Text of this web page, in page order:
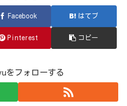
Facebook はてブ
Pinterest コピー
をフォローする